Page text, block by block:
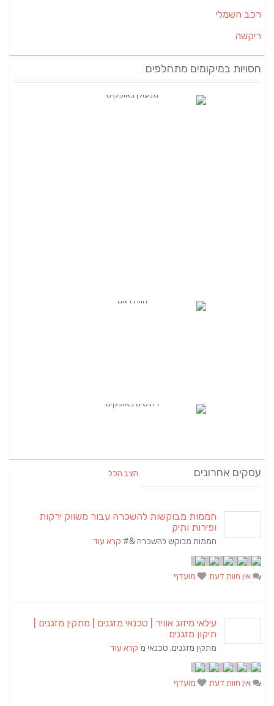
רכב חשמלי
ריקשה
חסויות במיקומים מתחלפים
עסקים אחרונים הצג הכל
חממות מבוקשות להשכרה עבור משווק ירקות
ופירות ותיק
חממות מבוקש להשכרה &# קרא עוד
אין חוות דעת מועדף
עילאי מיזוג אוויר | טכנאי מזגנים | מתקין מזגנים |
תיקון מזגנים
מתקין מזגנים, טכנאי מ קרא עוד
אין חוות דעת מועדף